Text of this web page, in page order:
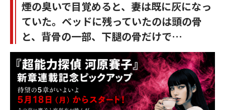
煙の臭いで目覚めると、妻は既に灰になっ
ていた。ベッドに残っていたのは頭の骨
と、背骨の一部、下腿の骨だけで…